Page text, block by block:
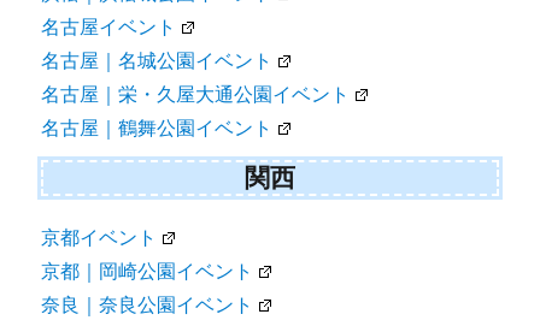
名古屋イベント
名古屋｜名城公園イベント
名古屋｜栄・久屋大通公園イベント
名古屋｜鶴舞公園イベント
関西
京都イベント
京都｜岡崎公園イベント
奈良｜奈良公園イベント